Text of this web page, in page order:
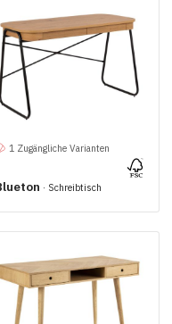
1 Zugängliche Varianten
· Schreibtisch